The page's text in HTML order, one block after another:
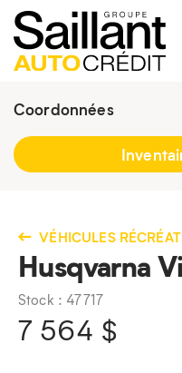
Coordonnées
Fermé : Ouverture-
418 659-6431
VÉHICULES
Husqvarna
Stock : 47717
7 564 $